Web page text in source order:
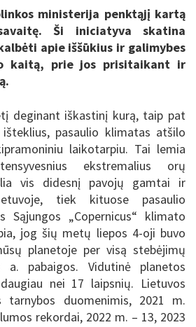
ministerija penktąjį kartą
Ši iniciatyva skatina
apie iššūkius ir galimybes
kaitą, prie jos prisitaikant ir
deginant iškastinį kurą, taip pat
pasaulio klimatas atšilo
laikotarpiu. Tai lemia
ekstremalius orų
vis didesnį pavojų gamtai ir
tiek kituose pasaulio
Sąjungos „Copernicus“ klimato
jog šių metų liepos 4-oji buvo
planetoje per visą stebėjimų
a. pabaigos. Vidutinė planetos
nei 17 laipsnių. Lietuvos
tarnybos duomenimis, 2021 m.
rekordai, 2022 m. – 13, 2023